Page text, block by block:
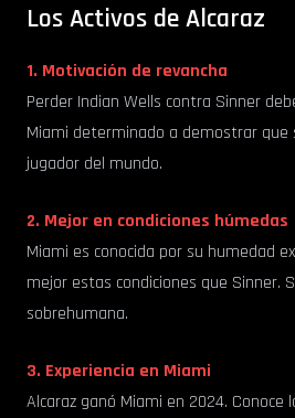
Los Activos de Alcaraz
1. Motivación de revancha
Perder Indian Wells contra Sinner
Miami determinado a demostrar que
jugador del mundo.
2. Mejor en condiciones húmedas
Miami es conocida por su humedad
mejor estas condiciones que Sinner.
sobrehumana.
3. Experiencia en Miami
Alcaraz ganó Miami en 2024. Conoce